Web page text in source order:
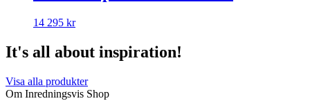
14 295 kr
It's all about inspiration!
Visa alla produkter
Om Inredningsvis Shop